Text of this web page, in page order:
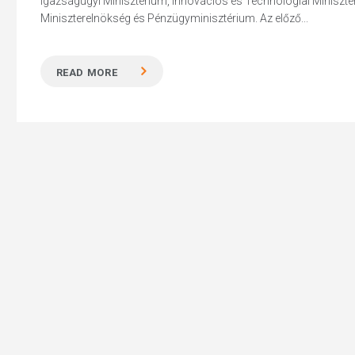
Miniszterelnökség és Pénzügyminisztérium. Az előző...
READ MORE